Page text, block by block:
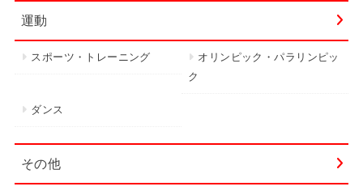
運動
スポーツ・トレーニング
オリンピック・パラリンピッ
ク
ダンス
その他